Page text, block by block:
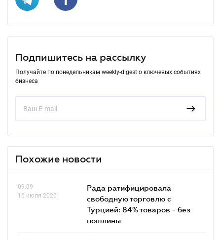
Подпишитесь на рассылку
Получайте по понедельникам weekly-digest о ключевых событиях
бизнеса
Похожие новости
09.09
16 июля 2026
Рада ратифицировала
свободную торговлю с
Турцией: 84% товаров - без
пошлины